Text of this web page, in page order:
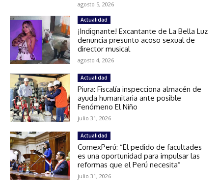
agosto 5, 2026
Actualidad
¡Indignante! Excantante de La Bella Luz
denuncia presunto acoso sexual de
director musical
agosto 4, 2026
Actualidad
Piura: Fiscalía inspecciona almacén de
ayuda humanitaria ante posible
Fenómeno El Niño
julio 31, 2026
Actualidad
ComexPerú: “El pedido de facultades
es una oportunidad para impulsar las
reformas que el Perú necesita”
julio 31, 2026